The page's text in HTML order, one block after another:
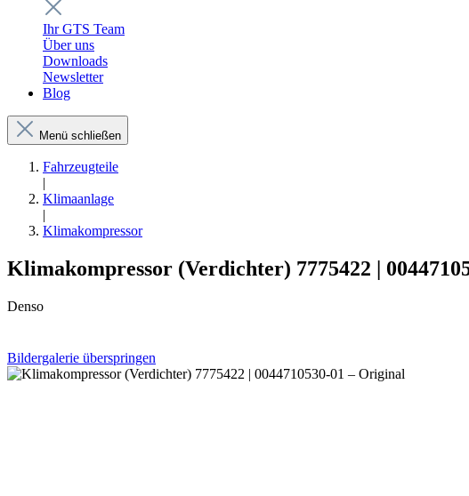
Ihr GTS Team
Über uns
Downloads
Newsletter
Blog
Menü schließen
Fahrzeugteile
|
Klimaanlage
|
Klimakompressor
Klimakompressor (Verdichter) 7775422 |
Denso
Bildergalerie überspringen